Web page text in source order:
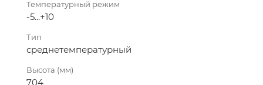
Температурный режим
-5...+10
Тип
среднетемпературный
Высота (мм)
704